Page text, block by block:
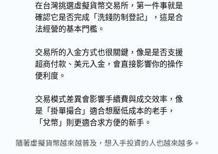
在台灣挑選虛擬貨幣交易所，第一件事就是
確認它是否完成「洗錢防制登記」，這是合
法經營的基本門檻。
交易所的入金方式也很關鍵，像是是否支援
超商付款、美元入金，會直接影響你的操作
便利度。
交易模式差異會影響手續費與成交效率，像
是「掛單撮合」適合想壓低成本的老手，
「兌幣」則更適合求方便的新手。
隨著虛擬貨幣越來越普及，想入手投資的人也越來越多。